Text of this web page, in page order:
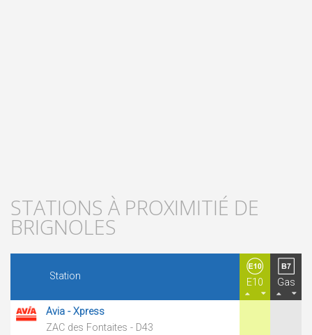
STATIONS À PROXIMITIÉ DE
BRIGNOLES
Station
E10 Gas
Avia - Xpress
ZAC des Fontaites - D43